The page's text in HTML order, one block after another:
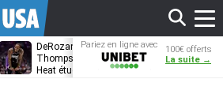
DeRozan, Beal,
Thompson… Le
Heat étudie ses
Kentavious
Caldwell-
Pariez en ligne avec
100€ offerts
La suite →